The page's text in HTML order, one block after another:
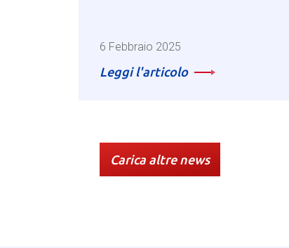
6 Febbraio 2025
Leggi l'articolo
Carica altre news